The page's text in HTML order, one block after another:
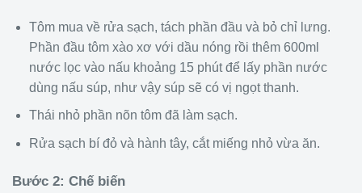
Tôm mua về rửa sạch, tách phần đầu và bỏ chỉ lưng.
Phần đầu tôm xào xơ với dầu nóng rồi thêm 600ml
nước lọc vào nấu khoảng 15 phút để lấy phần nước
dùng nấu súp, như vậy súp sẽ có vị ngọt thanh.
Thái nhỏ phần nõn tôm đã làm sạch.
Rửa sạch bí đỏ và hành tây, cắt miếng nhỏ vừa ăn.
Bước 2: Chế biến